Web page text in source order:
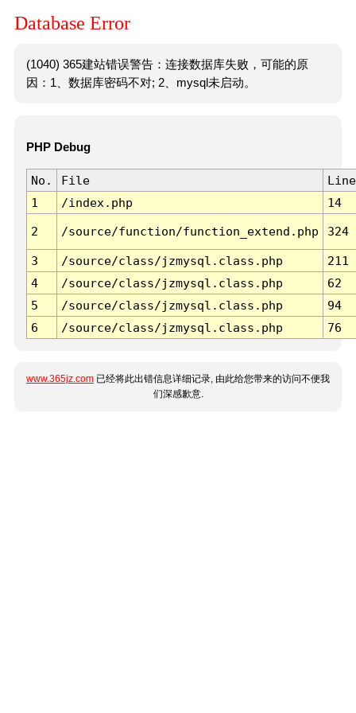
Database Error
(1040) 365建站错误警告：连接数据库失败，可能的原
因：1、数据库密码不对; 2、mysql未启动。
PHP Debug
No. File
Line
1
/index.php 14
2 /source/function/function_extend.php 324
3 /source/class/jzmysql.class.php
211
4
/source/class/jzmysql.class.php
62
5
/source/class/jzmysql.class.php
94
6
/source/class/jzmysql.class.php 76
www.365jz.com 已经将此出错信息详细记录, 由此给您带来的访问不便我
们深感歉意.